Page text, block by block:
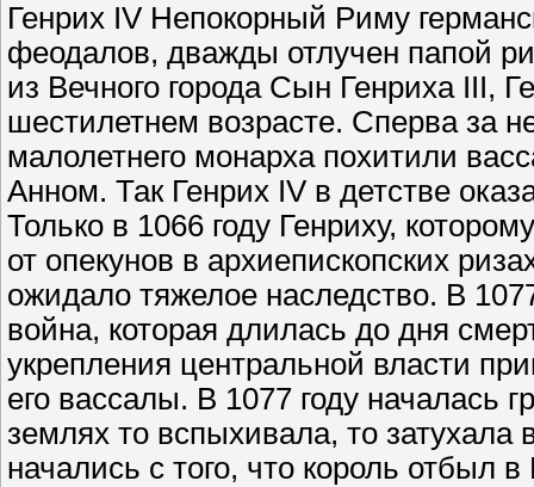
Генрих IV Непокорный Риму
феодалов, дважды отлучен папой
из Вечного города Сын Генриха III,
шестилетнем возрасте. Сперва за
малолетнего монарха похитили
Анном. Так Генрих IV в детстве
Только в 1066 году Генриху,
от опекунов в архиепископских
ожидало тяжелое наследство. В
война, которая длилась до дня
укрепления центральной власти
его вассалы. В 1077 году началась
землях то вспыхивала, то затухала
начались с того, что король отбыл